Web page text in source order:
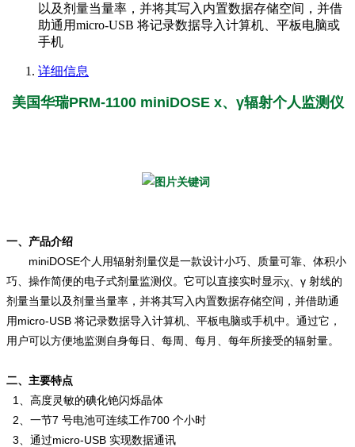
以及剂量当量率，并将其写入内置数据存储空间，并借
助通用micro-USB 将记录数据导入计算机、平板电脑或
手机
详细信息
美国华瑞PRM-1100 miniDOSE x、γ辐射个人监测仪
一、产品介绍
miniDOSE个人用辐射剂量仪是一款设计小巧、质量可靠、体积小
巧、操作简便的电子式剂量监测仪。它可以直接实时显示χ、γ 射线的
剂量当量以及剂量当量率，并将其写入内置数据存储空间，并借助通
用micro-USB 将记录数据导入计算机、平板电脑或手机中。通过它，
用户可以方便地监测自身每日、每周、每月、每年所接受的辐射量。
二、主要特点
1、高度灵敏的碘化铯闪烁晶体
2、一节7 号电池可连续工作700 个小时
3、通过micro-USB 实现数据通讯